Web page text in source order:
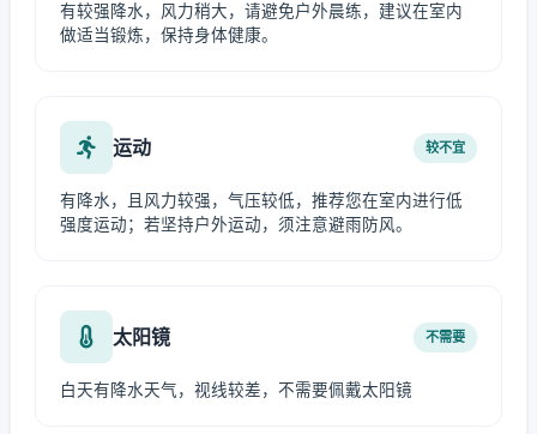
有较强降水，风力稍大，请避免户外晨练，建议在室内
做适当锻炼，保持身体健康。
运动 较不宜
有降水，且风力较强，气压较低，推荐您在室内进行低
强度运动；若坚持户外运动，须注意避雨防风。
太阳镜 不需要
白天有降水天气，视线较差，不需要佩戴太阳镜